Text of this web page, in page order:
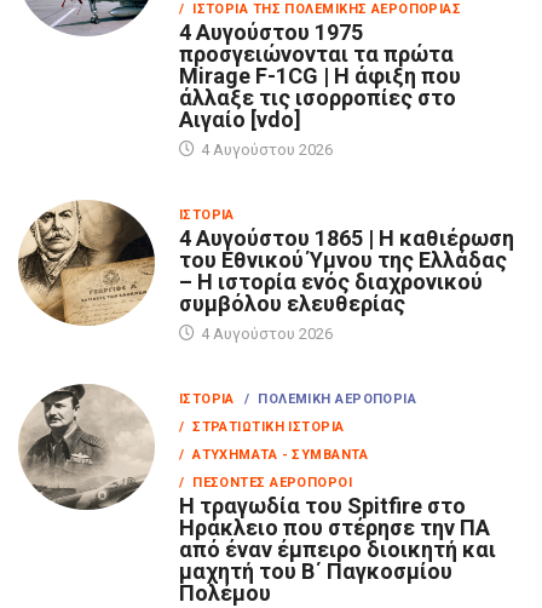
/ ΙΣΤΟΡΊΑ ΤΗΣ ΠΟΛΕΜΙΚΉΣ ΑΕΡΟΠΟΡΊΑΣ
4 Αυγούστου 1975
προσγειώνονται τα πρώτα
Mirage F-1CG | Η άφιξη που
άλλαξε τις ισορροπίες στο
Αιγαίο [vdo]
4 Αυγούστου 2026
ΙΣΤΟΡΊΑ
4 Αυγούστου 1865 | Η καθιέρωση
του Εθνικού Ύμνου της Ελλάδας
– Η ιστορία ενός διαχρονικού
συμβόλου ελευθερίας
4 Αυγούστου 2026
ΙΣΤΟΡΊΑ
/ ΠΟΛΕΜΙΚΉ ΑΕΡΟΠΟΡΊΑ
/ ΣΤΡΑΤΙΩΤΙΚΉ ΙΣΤΟΡΊΑ
/ ΑΤΥΧΉΜΑΤΑ - ΣΥΜΒΆΝΤΑ
/ ΠΕΣΌΝΤΕΣ ΑΕΡΟΠΌΡΟΙ
Η τραγωδία του Spitfire στο
Ηράκλειο που στέρησε την ΠΑ
από έναν έμπειρο διοικητή και
μαχητή του Β΄ Παγκοσμίου
Πολέμου